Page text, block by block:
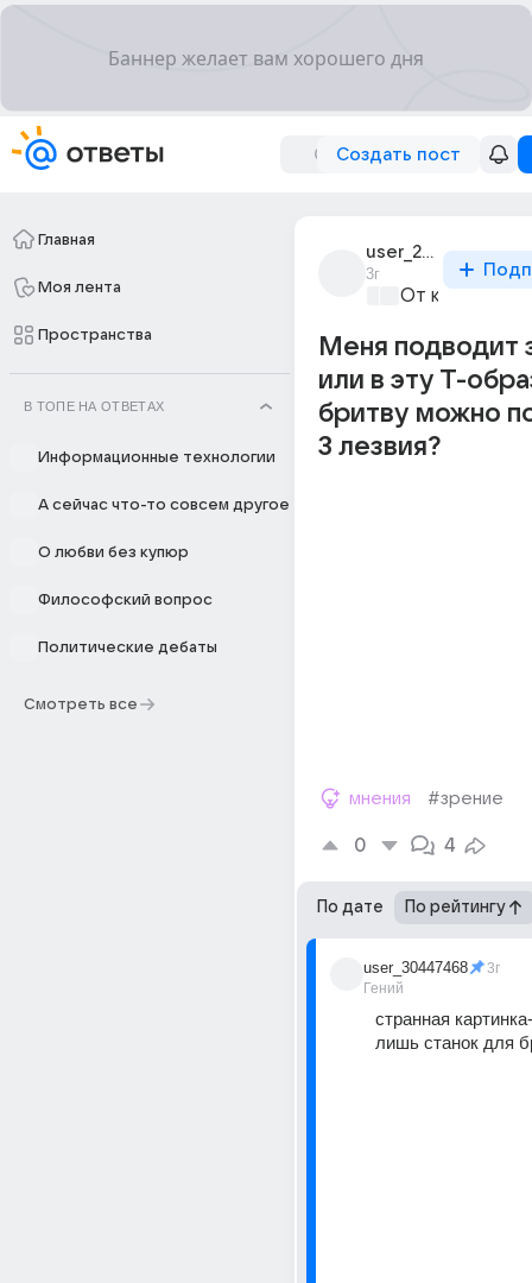
Создать пост
Главная
Моя лента
Пространства
В ТОПЕ НА ОТВЕТАХ
Информационные технологии
А сейчас что-то совсем другое
О любви без купюр
Философский вопрос
Политические дебаты
Смотреть все
user_299447207
3г
От колыбели
Меня подводит
или в эту Т-
бритву можно
3 лезвия?
мнения #зрение
0 4
По дате По рейтингу
user_30447468
Гений
3г
странная
лишь станок для